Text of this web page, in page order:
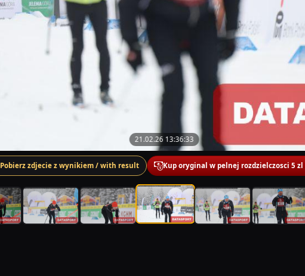
21.02.26 13:36:33
Pobierz zdjecie z wynikiem / with result Kup oryginal w pelnej rozdzielczosci 5 zl